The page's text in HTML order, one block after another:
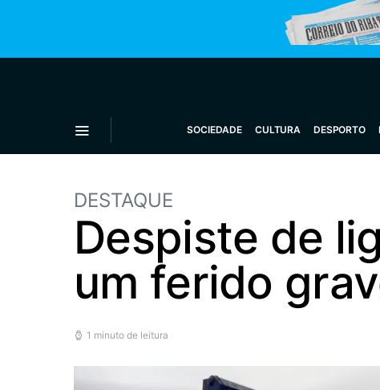
SOCIEDADE CULTURA DESPORTO
DESTAQUE
Despiste de
um ferido
1 minuto de leitura